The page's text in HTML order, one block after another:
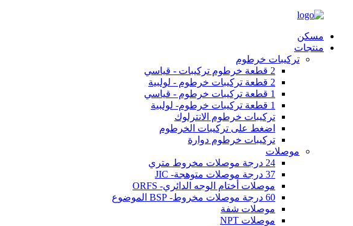
مسكن
منتجات
تركيبات خرطوم
2 قطعة خرطوم تركيبات - قياسي
2 قطعة تركيبات خرطوم - لولبية
1 قطعة تركيبات خرطوم - قياسي
1 قطعة تركيبات خرطوم- لولبية
تركيبات خرطوم الانترلوك
اضغط على تركيبات الخرطوم
تركيبات خرطوم دوارة
موصلات
24 درجة موصلات مخروط متري
37 درجة موصلات متوهجة- JIC
موصلات أختام الوجه الدائري- ORFS
60 درجة موصلات مخروط- BSP الموضوع
موصلات شفة
موصلات NPT